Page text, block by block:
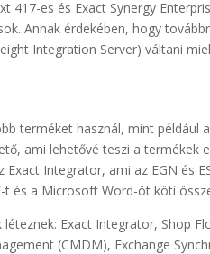
417-es és Exact Synergy
Annak érdekében, hogy
Integration Server) váltani
terméket használ, mint például
ami lehetővé teszi a termékek
Integrator, ami az EGN és
t és a Microsoft Word-öt köti
Exact Integrator, Shop
(CMDM), Exchange